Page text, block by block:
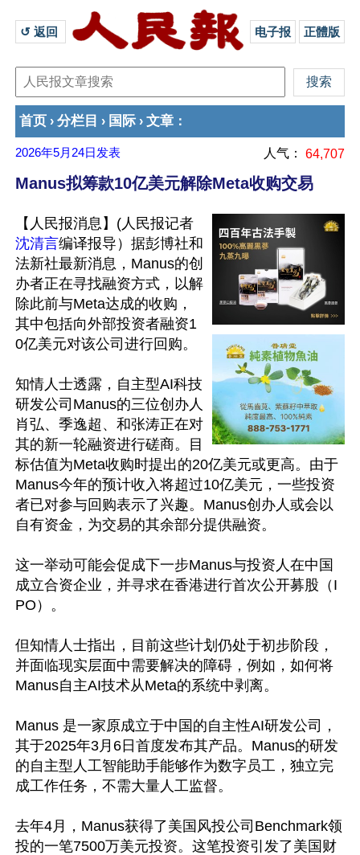
↺ 返回 电子报 正體版
首页 › 分栏目 › 国际 › 文章 ：
2026年5月24日 发表 人气： 64,707
Manus拟筹款10亿美元解除Meta收购交易
【人民报消息】(人民报记者
沈清言编译报导）据彭博社和
法新社最新消息，Manus的创
办者正在寻找融资方式，以解
除此前与Meta达成的收购，
其中包括向外部投资者融资1
0亿美元对该公司进行回购。
知情人士透露，自主型AI科技
研发公司Manus的三位创办人
肖弘、季逸超、和张涛正在对
其的新一轮融资进行磋商。目
标估值为Meta收购时提出的20亿美元或更高。由于
Manus今年的预计收入将超过10亿美元，一些投资
者已对参与回购表示了兴趣。Manus创办人或会以
自有资金，为交易的其余部分提供融资。
这一举动可能会促成下一步Manus与投资人在中国
成立合资企业，并寻求在香港进行首次公开募股（I
PO）。
但知情人士指出，目前这些计划仍处于初步阶段，
并面临现实层面中需要解决的障碍，例如，如何将
Manus自主AI技术从Meta的系统中剥离。
Manus 是一家原成立于中国的自主性AI研发公司，
其于2025年3月6日首度发布其产品。Manus的研发
的自主型人工智能助手能够作为数字员工，独立完
成工作任务，不需大量人工监督。
去年4月，Manus获得了美国风投公司Benchmark领
投的一笔7500万美元投资。这笔投资引发了美国财